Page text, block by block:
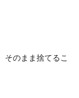
そのまま捨てるこ